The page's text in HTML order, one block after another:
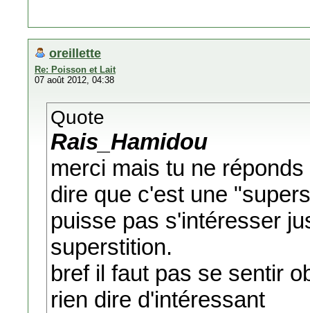
oreillette
Re: Poisson et Lait
07 août 2012, 04:38
Quote
Rais_Hamidou
merci mais tu ne
dire que c'est une
puisse pas s'intéresser
superstition.
bref il faut pas se sentir
rien dire d'intéressant